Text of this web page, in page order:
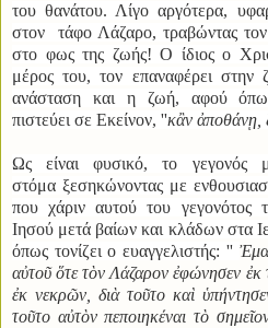
του θανάτου. Λίγο αργότερα,
στον τάφο Λάζαρο, τραβώντας
στο φως της ζωής! Ο ίδιος ο
μέρος του, τον επαναφέρει στην
ανάσταση και η ζωή, αφού όπως
πιστεύει σε Εκείνον, ''κἂν ἀποθάνῃ,
Ως είναι φυσικό, το γεγονός
στόμα ξεσηκώνοντας με
που χάριν αυτού του γεγονότος
Ιησού μετά βαίων και κλάδων στα
όπως τονίζει ο ευαγγελιστής: ''
αὐτοῦ ὅτε τὸν Λάζαρον ἐφώνησεν ἐκ
ἐκ νεκρῶν, διὰ τοῦτο καὶ
τοῦτο αὐτὸν πεποιηκέναι τὸ